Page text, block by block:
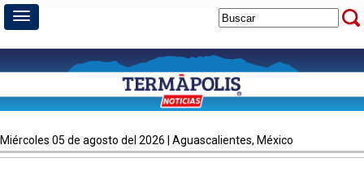
miércoles 05 de agosto del 2026 | Aguascalientes, México